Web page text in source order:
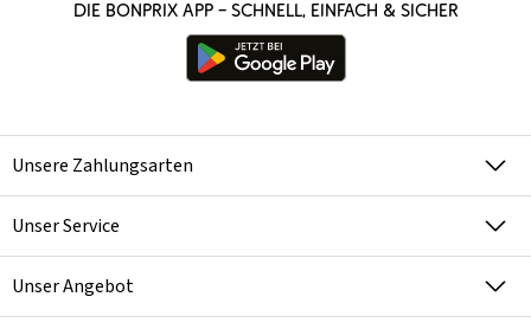
Die bonprix App – schnell, einfach & sicher
Unsere Zahlungsarten
Unser Service
Unser Angebot